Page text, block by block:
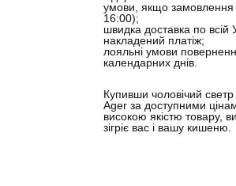
умови, якщо
16:00);
швидка доставка по всій
накладений платіж;
лояльні умови
календарних днів
Купивши чоловічий светр
Ager за доступними
високою якістю товару,
зігріє вас і вашу кишеню.